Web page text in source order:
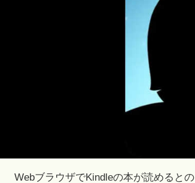
WebブラウザでKindleの本が読めると